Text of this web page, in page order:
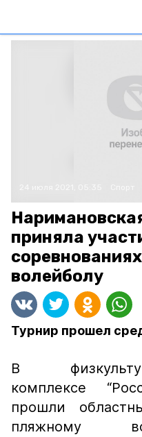
приняла
волейболу
Турнир прошел
В
комплексе
прошли
пляжному